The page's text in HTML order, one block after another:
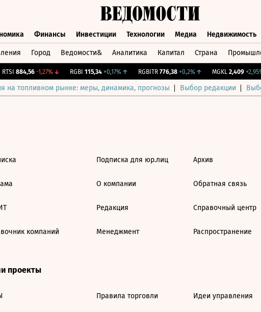
Финансы Инвестиции Технологии Медиа Недвижимость
Город Ведомости& Аналитика Капитал Страна
RTSI 884,56 -1,27%↓ RGBI 115,34 +0,17%↑ RGBITR 776,38 +0,2%↑ MGKL 2,409 +2,95%
на топливном рынке: меры, динамика, прогнозы Выбор редакции
компаний
Подписка для юр.лиц
О компании
Редакция
Менеджмент
Архив
Обратная связь
Справочный центр
Распространение
проекты
Правила торговли Идеи управления